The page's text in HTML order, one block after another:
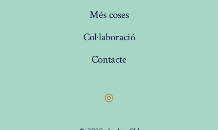
Més coses
Col·laboració
Contacte
Open